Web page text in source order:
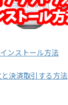
ンストール方法
決済取引する方法